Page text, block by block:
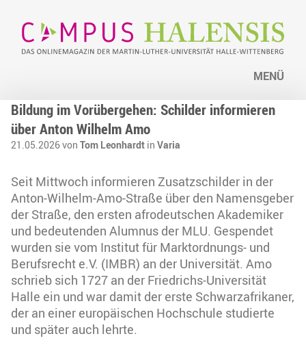
MENÜ
Bildung im Vorübergehen: Schilder informieren
über Anton Wilhelm Amo
21.05.2026 von Tom Leonhardt in Varia
Seit Mittwoch informieren Zusatzschilder in der
Anton-Wilhelm-Amo-Straße über den Namensgeber
der Straße, den ersten afrodeutschen Akademiker
und bedeutenden Alumnus der MLU. Gespendet
wurden sie vom Institut für Marktordnungs- und
Berufsrecht e.V. (IMBR) an der Universität. Amo
schrieb sich 1727 an der Friedrichs-Universität
Halle ein und war damit der erste Schwarzafrikaner,
der an einer europäischen Hochschule studierte
und später auch lehrte.